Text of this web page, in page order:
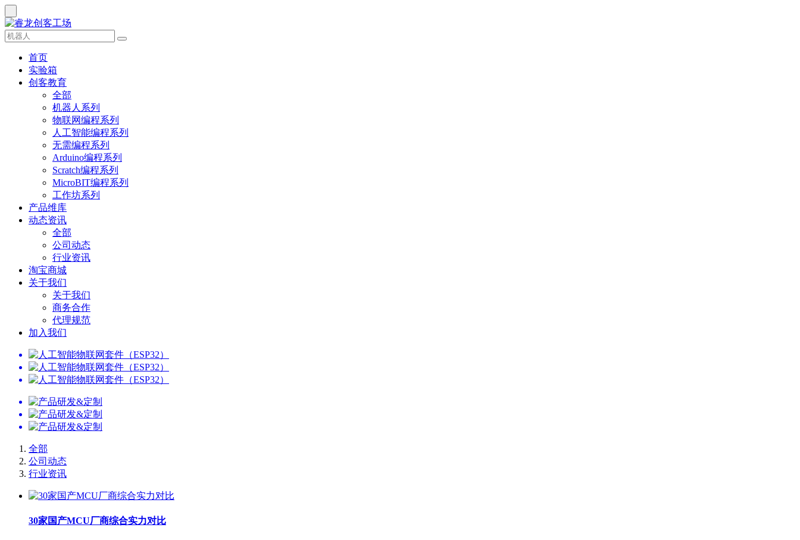
首页
实验箱
创客教育
全部
机器人系列
物联网编程系列
人工智能编程系列
无需编程系列
Arduino编程系列
Scratch编程系列
MicroBIT编程系列
工作坊系列
产品维库
动态资讯
全部
公司动态
行业资讯
淘宝商城
关于我们
关于我们
商务合作
代理规范
加入我们
全部
公司动态
行业资讯
30家国产MCU厂商综合实力对比